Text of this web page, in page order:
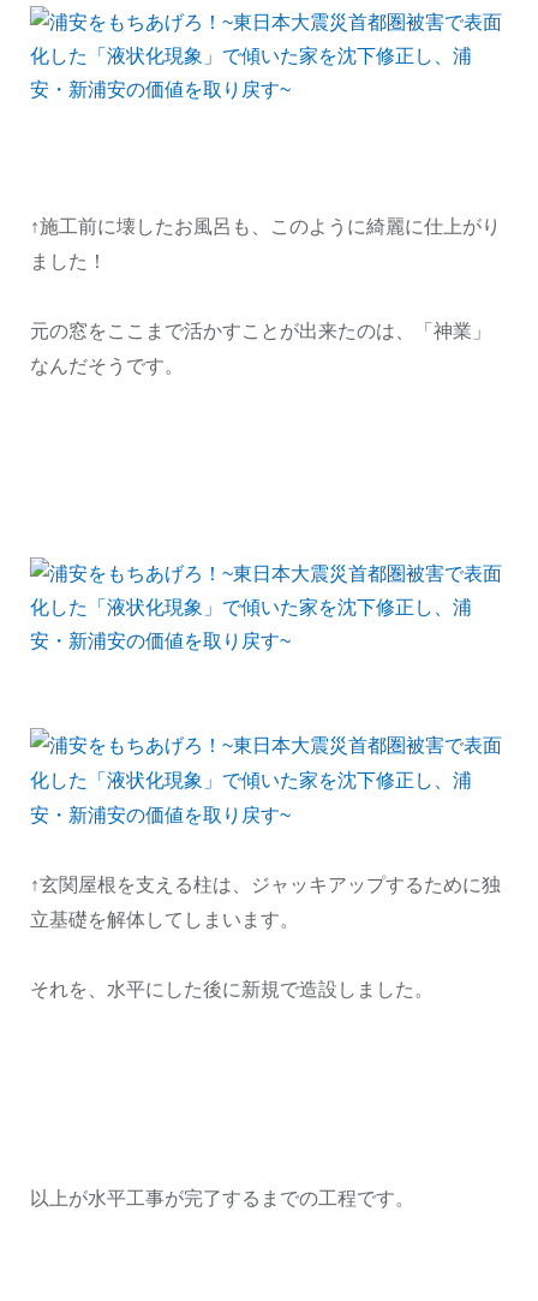
↑施工前に壊したお風呂も、このように綺麗に仕上がり
ました！
元の窓をここまで活かすことが出来たのは、「神業」
なんだそうです。
↑玄関屋根を支える柱は、ジャッキアップするために独
立基礎を解体してしまいます。
それを、水平にした後に新規で造設しました。
以上が水平工事が完了するまでの工程です。